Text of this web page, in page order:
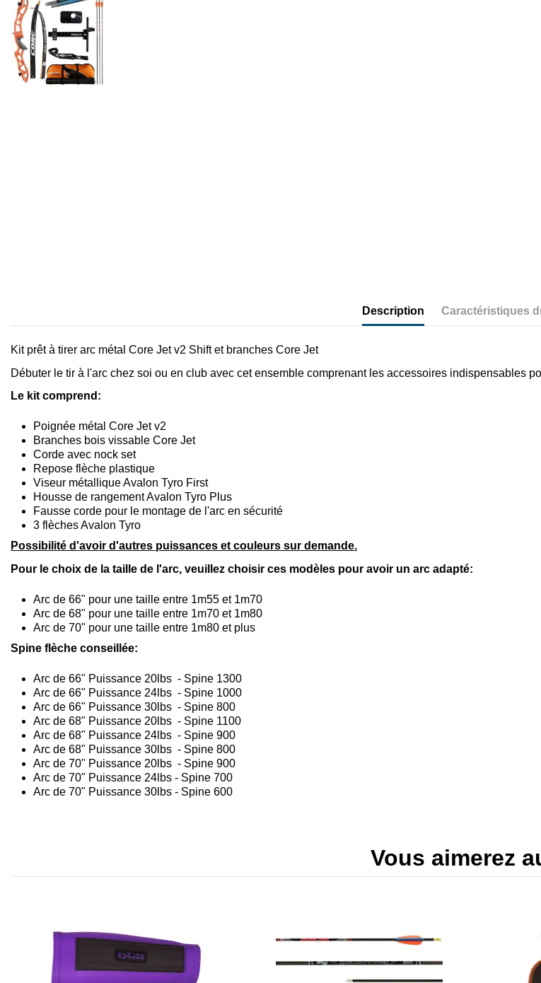
Description Caractéristiques
Kit prêt à tirer arc métal Core Jet v2 Shift et branches Core Jet
Débuter le tir à l'arc chez soi ou en club avec cet ensemble comprenant les accessoires indispensables
Le kit comprend:
Poignée métal Core Jet v2
Branches bois vissable Core Jet
Corde avec nock set
Repose flèche plastique
Viseur métallique Avalon Tyro First
Housse de rangement Avalon Tyro Plus
Fausse corde pour le montage de l'arc en sécurité
3 flèches Avalon Tyro
Possibilité d'avoir d'autres puissances et couleurs sur demande.
Pour le choix de la taille de l'arc, veuillez choisir ces modèles pour avoir un arc adapté:
Arc de 66" pour une taille entre 1m55 et 1m70
Arc de 68" pour une taille entre 1m70 et 1m80
Arc de 70" pour une taille entre 1m80 et plus
Spine flèche conseillée:
Arc de 66" Puissance 20lbs - Spine 1300
Arc de 66" Puissance 24lbs - Spine 1000
Arc de 66" Puissance 30lbs - Spine 800
Arc de 68" Puissance 20lbs - Spine 1100
Arc de 68" Puissance 24lbs - Spine 900
Arc de 68" Puissance 30lbs - Spine 800
Arc de 70" Puissance 20lbs - Spine 900
Arc de 70" Puissance 24lbs - Spine 700
Arc de 70" Puissance 30lbs - Spine 600
Vous aimerez